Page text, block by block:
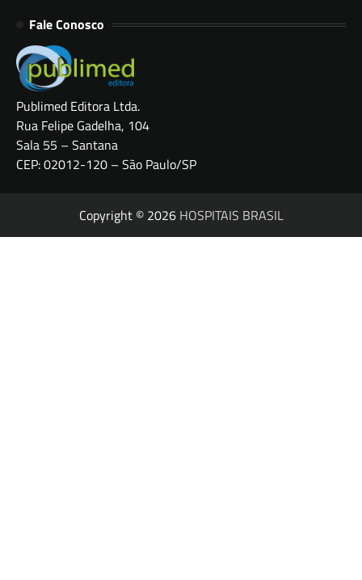
Fale Conosco
Publimed Editora Ltda.
Rua Felipe Gadelha, 104
Sala 55 – Santana
CEP: 02012-120 – São Paulo/SP
Copyright © 2026 HOSPITAIS BRASIL